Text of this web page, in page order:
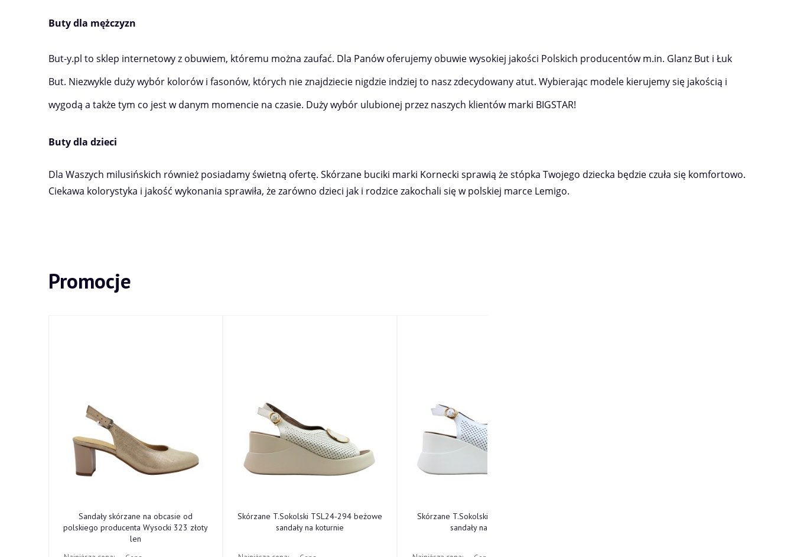
Buty dla mężczyzn
But-y.pl to sklep internetowy z obuwiem, któremu można zaufać. Dla Panów oferujemy obuwie wysokiej jakości Polskich producentów m.in. Glanz But i Łuk
But. Niezwykle duży wybór kolorów i fasonów, których nie znajdziecie nigdzie indziej to nasz zdecydowany atut. Wybierając modele kierujemy się jakością i
wygodą a także tym co jest w danym momencie na czasie. Duży wybór ulubionej przez naszych klientów marki BIGSTAR!
Buty dla dzieci
Dla Waszych milusińskich również posiadamy świetną ofertę. Skórzane buciki marki Kornecki sprawią że stópka Twojego dziecka będzie czuła się komfortowo.
Ciekawa kolorystyka i jakość wykonania sprawiła, że zarówno dzieci jak i rodzice zakochali się w polskiej marce Lemigo.
Promocje
Sandały skórzane na obcasie od
polskiego producenta Wysocki 323 złoty
len
Skórzane T.Sokolski TSL24-294 beżowe
sandały na koturnie
Skórzane T.Sokolski TSL24-294 białe
sandały na koturnie